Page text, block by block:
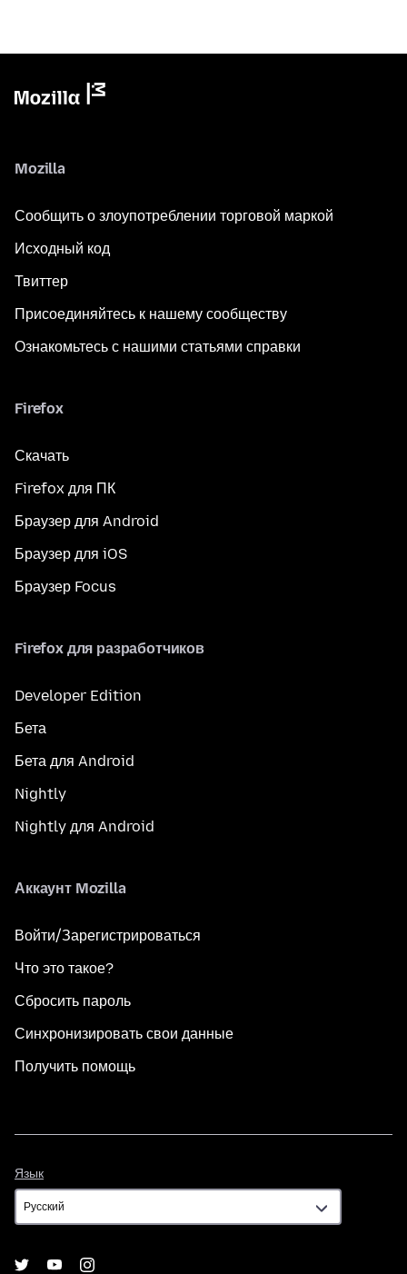
Mozilla
Сообщить о злоупотреблении торговой маркой
Исходный код
Твиттер
Присоединяйтесь к нашему сообществу
Ознакомьтесь с нашими статьями справки
Firefox
Скачать
Firefox для ПК
Браузер для Android
Браузер для iOS
Браузер Focus
Firefox для разработчиков
Developer Edition
Бета
Бета для Android
Nightly
Nightly для Android
Аккаунт Mozilla
Войти/Зарегистрироваться
Что это такое?
Сбросить пароль
Синхронизировать свои данные
Получить помощь
Язык